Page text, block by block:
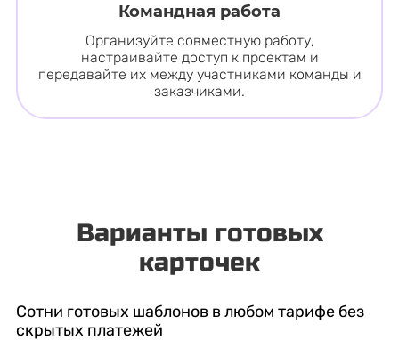
Командная работа
Организуйте совместную работу,
настраивайте доступ к проектам и
передавайте их между участниками команды и
заказчиками.
Варианты готовых
карточек
Сотни готовых шаблонов в любом тарифе без
скрытых платежей